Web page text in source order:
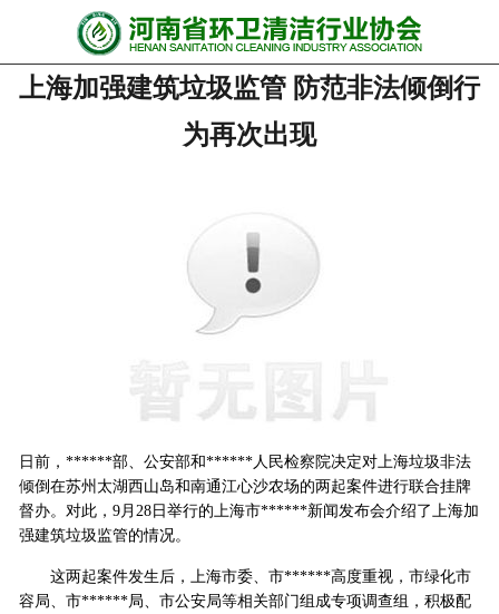
网站首页
协会动态
关于协会
联系我们
上海加强建筑垃圾监管 防范非法倾倒行
为再次出现
日前，******部、公安部和******人民检察院决定对上海垃圾非法
倾倒在苏州太湖西山岛和南通江心沙农场的两起案件进行联合挂牌
督办。对此，9月28日举行的上海市******新闻发布会介绍了上海加
强建筑垃圾监管的情况。
这两起案件发生后，上海市委、市******高度重视，市绿化市
容局、市******局、市公安局等相关部门组成专项调查组，积极配